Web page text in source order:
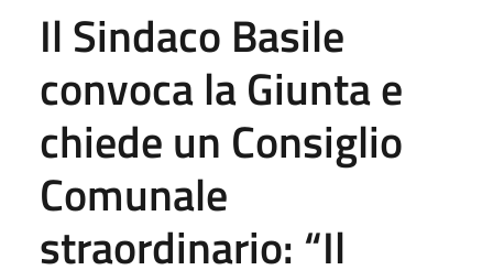
Il Sindaco Basile
convoca la Giunta e
chiede un Consiglio
Comunale
straordinario: “Il